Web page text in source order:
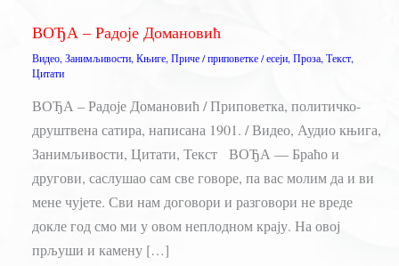
ВОЂА – Радоје Домановић
Видео, Занимљивости, Књиге, Приче / приповетке / есеји, Проза, Текст,
Цитати
ВОЂА – Радоје Домановић / Приповетка, политичко-
друштвена сатира, написана 1901. / Видео, Аудио књига,
Занимљивости, Цитати, Текст ВОЂА — Браћо и
другови, саслушао сам све говоре, па вас молим да и ви
мене чујете. Сви нам договори и разговори не вреде
докле год смо ми у овом неплодном крају. На овој
прљуши и камену […]